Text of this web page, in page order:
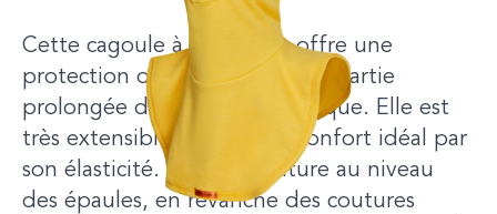
Cette cagoule à 2 couches offre une
protection optimale grâce à la partie
prolongée du cou et de la nuque. Elle est
très extensible et offre un confort idéal par
son élasticité. Aucune couture au niveau
des épaules, en revanche des coutures